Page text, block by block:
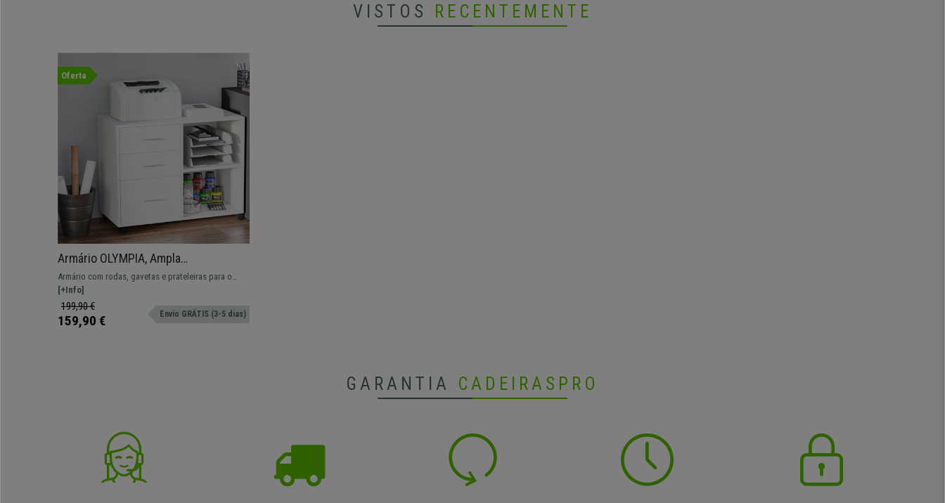
VISTOS RECENTEMENTE
Oferta
Armário OLYMPIA, Ampla
Armazenagem, Com Rodas,
80x40x65cm, Madeira, Cor Branco
Armário com rodas, gavetas e prateleiras para o
armazenamento organizado de tudo o que
necessite.
[+Info]
199,90 €
159,90 € Envio GRÁTIS (3-5 dias)
GARANTIA CADEIRASPRO